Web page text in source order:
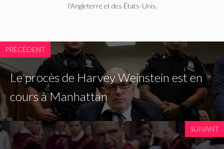
l'Angleterre et des États-Unis.
PRÉCÉDENT
Le procès de Harvey Weinstein est en
cours à Manhattan
SUIVANT